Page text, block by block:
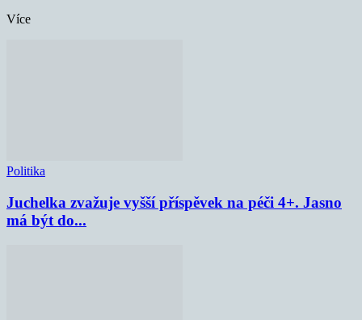
Více
Politika
Juchelka zvažuje vyšší příspěvek na péči 4+. Jasno
má být do...